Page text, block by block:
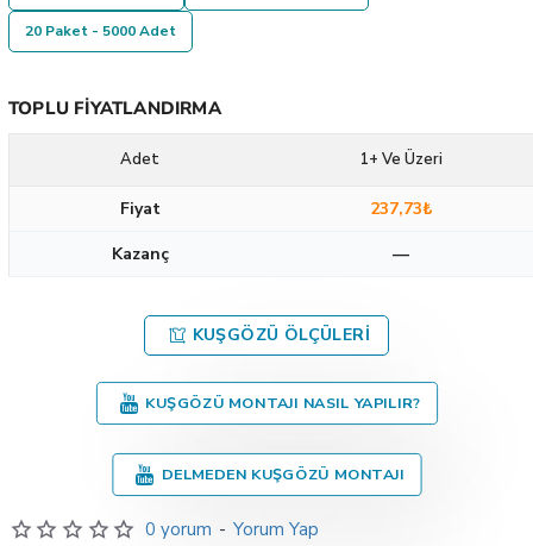
0 yorum - Yorum Yap
20 Paket - 5000 Adet
TOPLU FIYATLANDIRMA
Adet 1+ Ve Üzeri
Fiyat
237,73₺
Kazanç
—
KUŞGÖZÜ ÖLÇÜLERI
KUŞGÖZÜ MONTAJI NASIL YAPILIR?
DELMEDEN KUŞGÖZÜ MONTAJI